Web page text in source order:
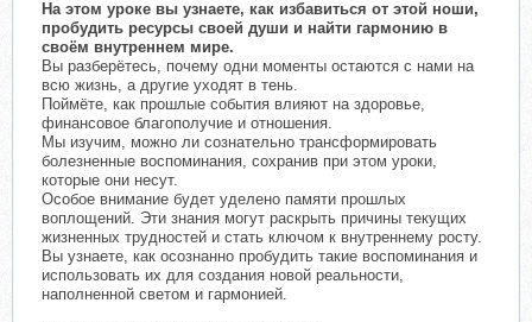
На этом уроке вы узнаете, как избавиться от этой ноши,
пробудить ресурсы своей души и найти гармонию в
своём внутреннем мире.
Вы разберётесь, почему одни моменты остаются с нами на
всю жизнь, а другие уходят в тень.
Поймёте, как прошлые события влияют на здоровье,
финансовое благополучие и отношения.
Мы изучим, можно ли сознательно трансформировать
болезненные воспоминания, сохранив при этом уроки,
которые они несут.
Особое внимание будет уделено памяти прошлых
воплощений. Эти знания могут раскрыть причины текущих
жизненных трудностей и стать ключом к внутреннему росту.
Вы узнаете, как осознанно пробудить такие воспоминания и
использовать их для создания новой реальности,
наполненной светом и гармонией.